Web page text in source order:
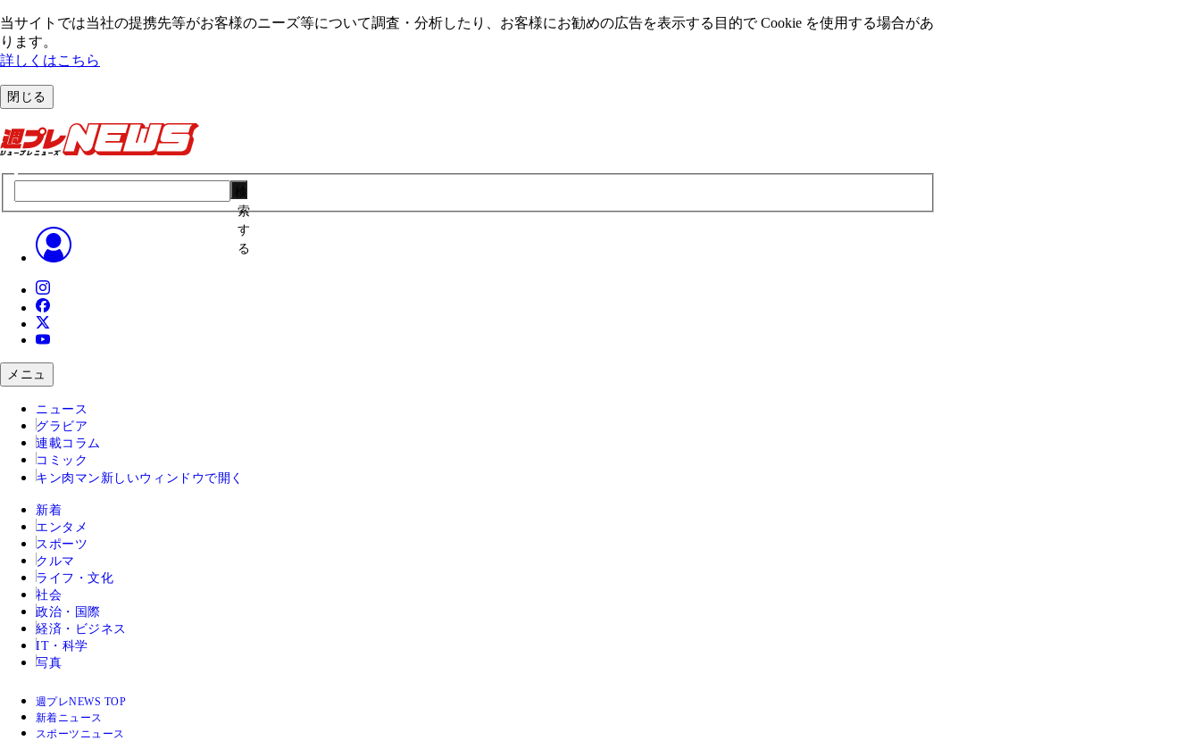
当サイトでは当社の提携先等がお客様のニーズ等について調査・分析したり、お客様にお勧めの広告を表⽰する⽬的で Cookie を使⽤する場合があ
ります。
詳しくはこちら
閉じる
索
す
る
メニュ
ニュース
グラビア
連載コラム
コミック
キン肉マン 新しいウィンドウで開く
新着
エンタメ
スポーツ
クルマ
ライフ・文化
社会
政治・国際
経済・ビジネス
IT・科学
写真
週プレNEWS TOP
新着ニュース
スポーツニュース